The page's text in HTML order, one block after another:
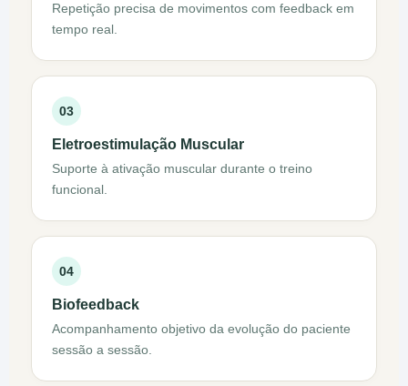
Repetição precisa de movimentos com feedback em
tempo real.
03
Eletroestimulação Muscular
Suporte à ativação muscular durante o treino
funcional.
04
Biofeedback
Acompanhamento objetivo da evolução do paciente
sessão a sessão.